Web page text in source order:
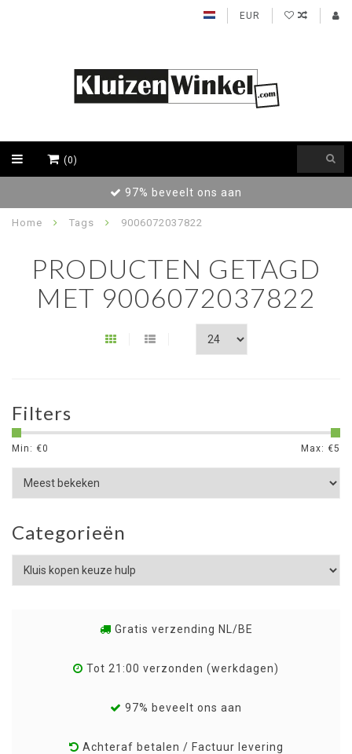
EUR
(0)
97% beveelt ons aan
Home Tags 9006072037822
PRODUCTEN GETAGD
MET 9006072037822
Filters
Min: €0 Max: €5
Categorieën
Gratis verzending NL/BE
Tot 21:00 verzonden (werkdagen)
97% beveelt ons aan
Achteraf betalen / Factuur levering